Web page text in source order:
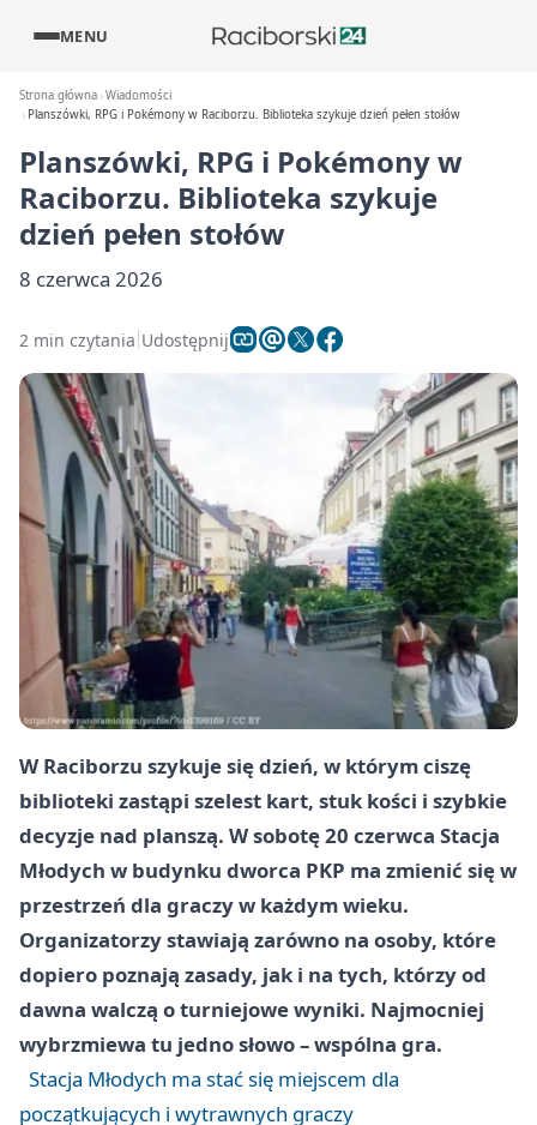
MENU
Strona główna Wiadomości
Planszówki, RPG i Pokémony w Raciborzu. Biblioteka szykuje dzień pełen stołów
Planszówki, RPG i Pokémony w
Raciborzu. Biblioteka szykuje
dzień pełen stołów
8 czerwca 2026
2 min czytania Udostępnij
W Raciborzu szykuje się dzień, w którym ciszę
biblioteki zastąpi szelest kart, stuk kości i szybkie
decyzje nad planszą. W sobotę 20 czerwca Stacja
Młodych w budynku dworca PKP ma zmienić się w
przestrzeń dla graczy w każdym wieku.
Organizatorzy stawiają zarówno na osoby, które
dopiero poznają zasady, jak i na tych, którzy od
dawna walczą o turniejowe wyniki. Najmocniej
wybrzmiewa tu jedno słowo – wspólna gra.
Stacja Młodych ma stać się miejscem dla
początkujących i wytrawnych graczy